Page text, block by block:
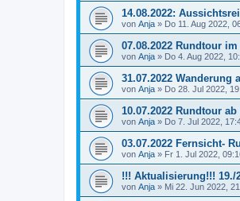
14.08.2022:
von Anja » Do 11. Aug 2022,
07.08.2022 Rundtour
von Anja » Do 4. Aug 2022,
31.07.2022 Wanderung
von Anja » Do 28. Jul 2022,
10.07.2022 Rundtour
von Anja » Do 7. Jul 2022,
03.07.2022 Fernsicht-
von Anja » Fr 1. Jul 2022,
!!! Aktualisierung!!! 19./
von Anja » Mi 22. Jun 2022,